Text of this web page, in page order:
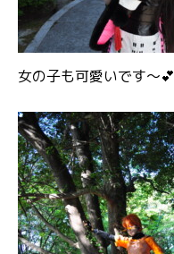
女の子も可愛いです～💕